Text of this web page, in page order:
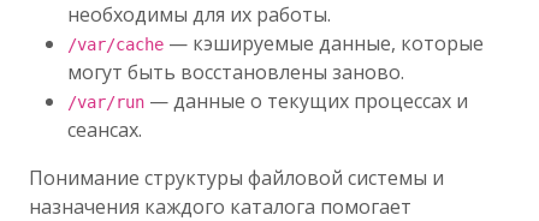
необходимы для их работы.
/var/cache — кэшируемые данные, которые
могут быть восстановлены заново.
/var/run — данные о текущих процессах и
сеансах.
Понимание структуры файловой системы и
назначения каждого каталога помогает